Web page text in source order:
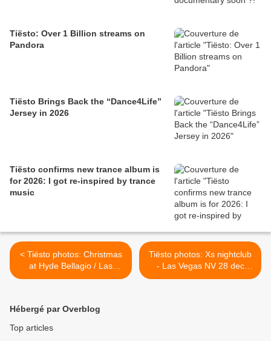
Tiësto: Over 1 Billion streams on
Pandora
Tiësto Brings Back the “Dance4Life”
Jersey in 2026
Tiësto confirms new trance album is
for 2026: I got re-inspired by trance
music
< Tiësto photos: Christmas
at Hyde Bellagio / Las
Vegas
Tiësto photos: Xs nightclub
- Las Vegas NV 28 dec
2012 >
Hébergé par Overblog
Top articles